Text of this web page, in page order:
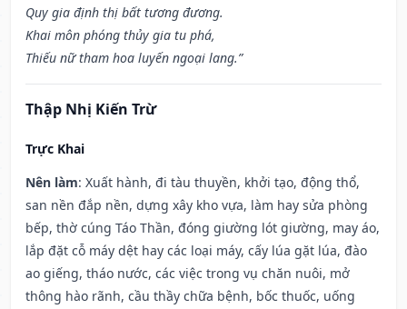
Quy gia định thị bất tương đương.
Khai môn phóng thủy gia tu phá,
Thiếu nữ tham hoa luyến ngoại lang.”
Thập Nhị Kiến Trừ
Trực Khai
Nên làm: Xuất hành, đi tàu thuyền, khởi tạo, động thổ,
san nền đắp nền, dựng xây kho vựa, làm hay sửa phòng
bếp, thờ cúng Táo Thần, đóng giường lót giường, may áo,
lắp đặt cỗ máy dệt hay các loại máy, cấy lúa gặt lúa, đào
ao giếng, tháo nước, các việc trong vụ chăn nuôi, mở
thông hào rãnh, cầu thầy chữa bệnh, bốc thuốc, uống